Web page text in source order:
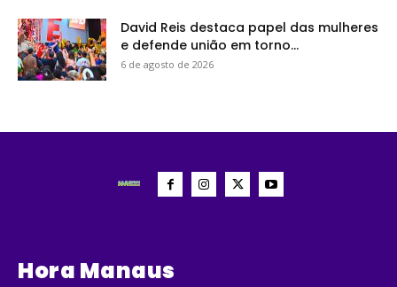
David Reis destaca papel das mulheres
e defende união em torno...
6 de agosto de 2026
Hora Manaus